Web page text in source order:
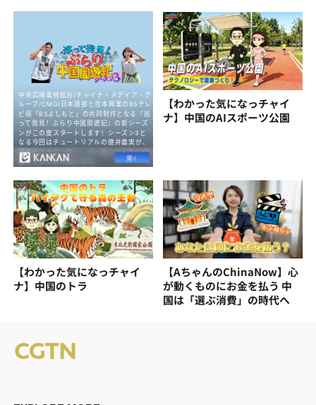
【わかった気になっチャイ
ナ】中国のAIスポーツ公園
【わかった気になっチャイ
ナ】中国のトラ
【AちゃんのChinaNow】心
が動くものにお金を払う 中
国は「選ぶ消費」の時代へ